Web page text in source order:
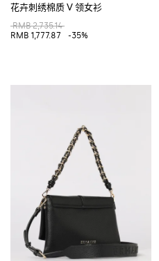
花卉刺绣棉质 V 领女衫
RMB 2,735.14
RMB 1,777.87
-35%